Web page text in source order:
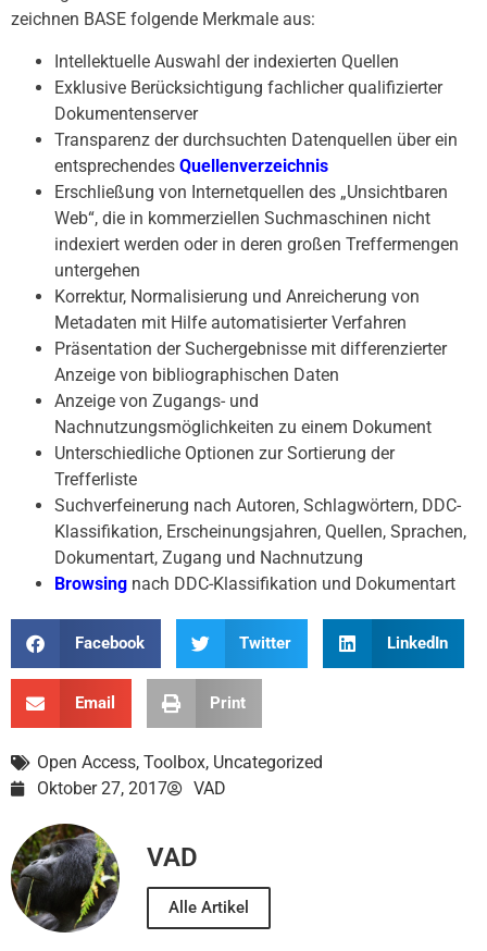
zeichnen BASE folgende Merkmale aus:
Intellektuelle Auswahl der indexierten Quellen
Exklusive Berücksichtigung fachlicher qualifizierter
Dokumentenserver
Transparenz der durchsuchten Datenquellen über ein
entsprechendes Quellenverzeichnis
Erschließung von Internetquellen des „Unsichtbaren
Web“, die in kommerziellen Suchmaschinen nicht
indexiert werden oder in deren großen Treffermengen
untergehen
Korrektur, Normalisierung und Anreicherung von
Metadaten mit Hilfe automatisierter Verfahren
Präsentation der Suchergebnisse mit differenzierter
Anzeige von bibliographischen Daten
Anzeige von Zugangs- und
Nachnutzungsmöglichkeiten zu einem Dokument
Unterschiedliche Optionen zur Sortierung der
Trefferliste
Suchverfeinerung nach Autoren, Schlagwörtern, DDC-
Klassifikation, Erscheinungsjahren, Quellen, Sprachen,
Dokumentart, Zugang und Nachnutzung
Browsing nach DDC-Klassifikation und Dokumentart
Facebook Twitter LinkedIn
Email Print
Open Access, Toolbox, Uncategorized
Oktober 27, 2017
VAD
VAD
Alle Artikel